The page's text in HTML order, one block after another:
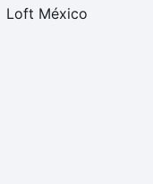
Loft México